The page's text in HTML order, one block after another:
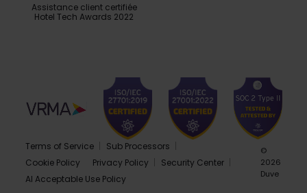
Assistance client certifiée
Hotel Tech Awards 2022
Terms of Service
Sub Processors
Cookie Policy
Privacy Policy
Security Center
AI Acceptable Use Policy
©
2026
Duve